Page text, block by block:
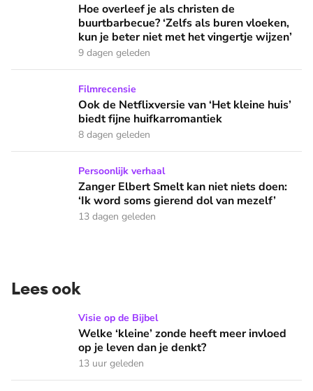
Hoe overleef je als christen de buurtbarbecue? ‘Zelfs als
Hoe overleef je als christen de
buurtbarbecue? ‘Zelfs als buren vloeken,
kun je beter niet met het vingertje wijzen’
9 dagen geleden
Ook de Netflixversie van ‘Het kleine huis’ biedt fijne
Filmrecensie
Ook de Netflixversie van ‘Het kleine huis’
biedt fijne huifkarromantiek
8 dagen geleden
Zanger Elbert Smelt kan niet niets doen: ‘Ik word soms
Persoonlijk verhaal
Zanger Elbert Smelt kan niet niets doen:
‘Ik word soms gierend dol van mezelf’
13 dagen geleden
Lees ook
Welke ‘kleine’ zonde heeft meer invloed op je leven dan je
Visie op de Bijbel
Welke ‘kleine’ zonde heeft meer invloed
op je leven dan je denkt?
13 uur geleden